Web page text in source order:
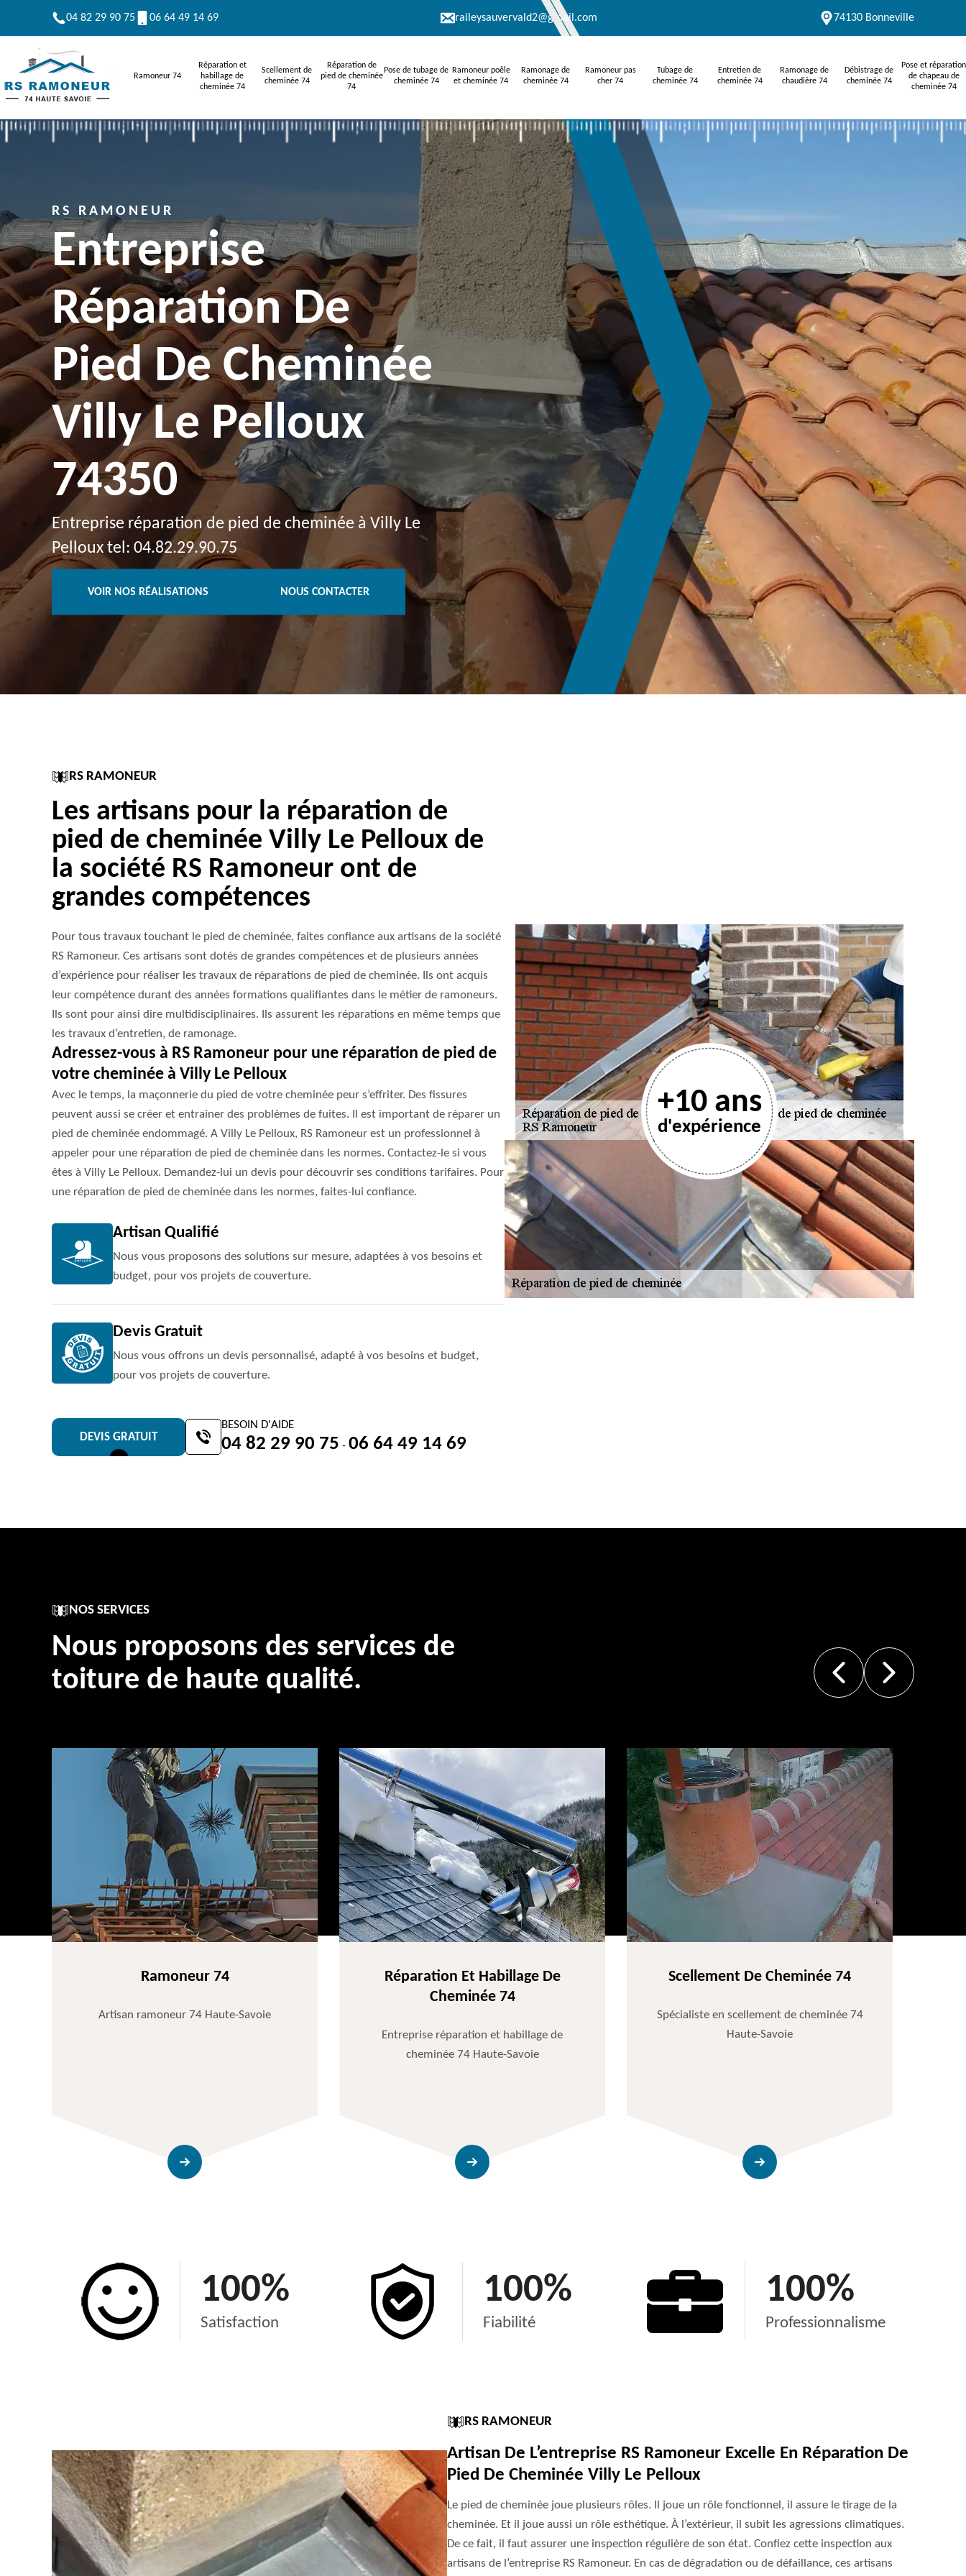
04 82 29 90 75 06 64 49 14 69 raileysauvervald2@gmail.com 74130 Bonneville
Ramoneur 74
Réparation et
habillage de
cheminée 74
Scellement de
cheminée 74
Réparation de
pied de cheminée
74
Pose de tubage de
cheminée 74
Ramoneur poêle
et cheminée 74
Ramonage de
cheminée 74
Ramoneur pas
cher 74
Tubage de
cheminée 74
Entretien de
cheminée 74
Ramonage de
chaudière 74
Débistrage de
cheminée 74
Pose et réparation
de chapeau de
cheminée 74
RS RAMONEUR
Entreprise
Réparation De
Pied De Cheminée
Villy Le Pelloux
74350
Entreprise réparation de pied de cheminée à Villy Le
Pelloux tel: 04.82.29.90.75
VOIR NOS RÉALISATIONS NOUS CONTACTER
RS RAMONEUR
Les artisans pour la réparation de
pied de cheminée Villy Le Pelloux de
la société RS Ramoneur ont de
grandes compétences
Pour tous travaux touchant le pied de cheminée, faites confiance aux artisans de la société
RS Ramoneur. Ces artisans sont dotés de grandes compétences et de plusieurs années
d’expérience pour réaliser les travaux de réparations de pied de cheminée. Ils ont acquis
leur compétence durant des années formations qualifiantes dans le métier de ramoneurs.
Ils sont pour ainsi dire multidisciplinaires. Ils assurent les réparations en même temps que
les travaux d’entretien, de ramonage.
Adressez-vous à RS Ramoneur pour une réparation de pied de
votre cheminée à Villy Le Pelloux
Avec le temps, la maçonnerie du pied de votre cheminée peur s’effriter. Des fissures
peuvent aussi se créer et entrainer des problèmes de fuites. Il est important de réparer un
pied de cheminée endommagé. A Villy Le Pelloux, RS Ramoneur est un professionnel à
appeler pour une réparation de pied de cheminée dans les normes. Contactez-le si vous
êtes à Villy Le Pelloux. Demandez-lui un devis pour découvrir ses conditions tarifaires. Pour
une réparation de pied de cheminée dans les normes, faites-lui confiance.
Artisan Qualifié
Nous vous proposons des solutions sur mesure, adaptées à vos besoins et
budget, pour vos projets de couverture.
Devis Gratuit
Nous vous offrons un devis personnalisé, adapté à vos besoins et budget,
pour vos projets de couverture.
DEVIS GRATUIT
BESOIN D'AIDE
04 82 29 90 75 - 06 64 49 14 69
+10 ans
d'expérience
NOS SERVICES
Nous proposons des services de
toiture de haute qualité.
Ramoneur 74
Artisan ramoneur 74 Haute-Savoie
Réparation Et Habillage De
Cheminée 74
Entreprise réparation et habillage de
cheminée 74 Haute-Savoie
Scellement De Cheminée 74
Spécialiste en scellement de cheminée 74
Haute-Savoie
100%
Satisfaction
100%
Fiabilité
100%
Professionnalisme
RS RAMONEUR
Artisan De L’entreprise RS Ramoneur Excelle En Réparation De
Pied De Cheminée Villy Le Pelloux
Le pied de cheminée joue plusieurs rôles. Il joue un rôle fonctionnel, il assure le tirage de la
cheminée. Et il joue aussi un rôle esthétique. À l’extérieur, il subit les agressions climatiques.
De ce fait, il faut assurer une inspection régulière de son état. Confiez cette inspection aux
artisans de l’entreprise RS Ramoneur. En cas de dégradation ou de défaillance, ces artisans